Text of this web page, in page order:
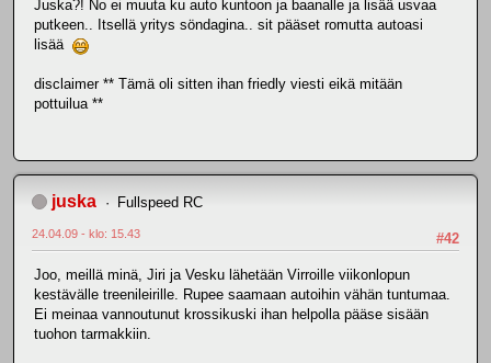
Juska?! No ei muuta ku auto kuntoon ja baanalle ja lisää usvaa
putkeen.. Itsellä yritys söndagina.. sit pääset romutta autoasi
lisää
disclaimer ** Tämä oli sitten ihan friedly viesti eikä mitään
pottuilua **
juska Fullspeed RC
#42
24.04.09 - klo: 15.43
Joo, meillä minä, Jiri ja Vesku lähetään Virroille viikonlopun
kestävälle treenileirille. Rupee saamaan autoihin vähän tuntumaa.
Ei meinaa vannoutunut krossikuski ihan helpolla pääse sisään
tuohon tarmakkiin.